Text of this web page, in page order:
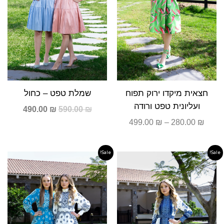
חצאית מיקדו ירוק תפוח
ועליונית טפט ורודה
280.00 ₪
–
499.00 ₪
שמלת טפט – כחול
590.00₪
490.00 ₪
Sale!
המקורי
היה:
790.00 ₪.
המחיר
הנוכחי
הוא:
590.00 ₪.
Sale!
המקורי
היה:
790.00 ₪.
הנוכחי
הוא:
₪.